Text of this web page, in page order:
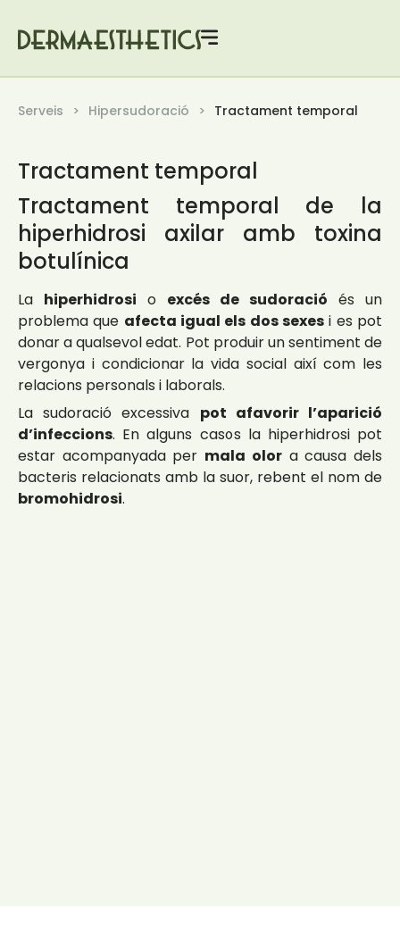
Serveis Hipersudoració Tractament temporal
Tractament temporal
Tractament temporal de la
hiperhidrosi axilar amb toxina
botulínica
La hiperhidrosi o excés de sudoració és un
problema que afecta igual els dos sexes i es pot
donar a qualsevol edat. Pot produir un sentiment de
vergonya i condicionar la vida social així com les
relacions personals i laborals.
La sudoració excessiva pot afavorir l’aparició
d’infeccions. En alguns casos la hiperhidrosi pot
estar acompanyada per mala olora causa dels
bacteris relacionats amb la suor, rebent el nom de
bromohidrosi.